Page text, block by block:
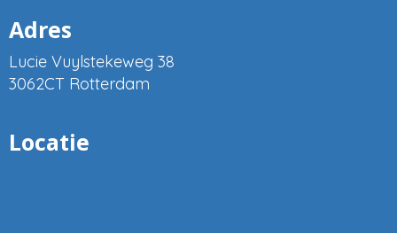
Adres
Lucie Vuylstekeweg 38
3062CT Rotterdam
Locatie